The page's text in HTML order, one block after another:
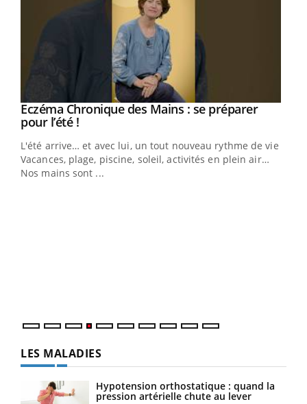
Youtube
Eczéma Chronique des Mains : se préparer
pour l’été !Youtube
L'été arrive… et avec lui, un tout nouveau rythme de vie !
Vacances, plage, piscine, soleil, activités en plein air…
Nos mains sont ...
LES MALADIES
Hypotension orthostatique : quand la
pression artérielle chute au lever